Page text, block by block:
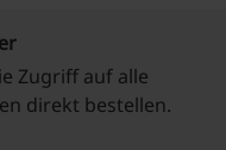
Zugriff auf alle
direkt bestellen.